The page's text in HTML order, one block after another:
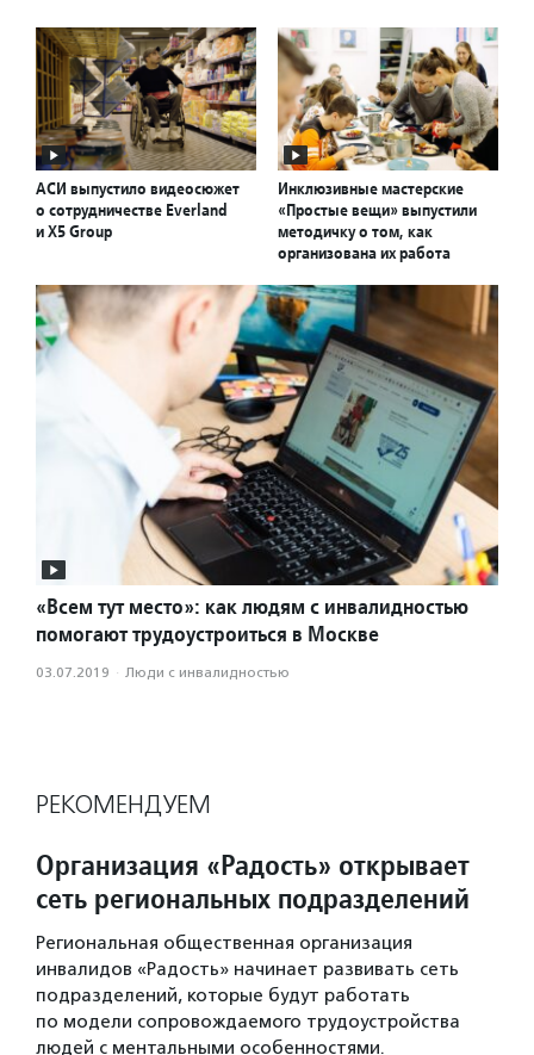
АСИ выпустило видеосюжет
о сотрудничестве Everland
и X5 Group
Инклюзивные мастерские
«Простые вещи» выпустили
методичку о том, как
организована их работа
«Всем тут место»: как людям с инвалидностью
помогают трудоустроиться в Москве
03.07.2019 · Люди с инвалидностью
РЕКОМЕНДУЕМ
Организация «Радость» открывает
сеть региональных подразделений
Региональная общественная организация
инвалидов «Радость» начинает развивать сеть
подразделений, которые будут работать
по модели сопровождаемого трудоустройства
людей с ментальными особенностями.